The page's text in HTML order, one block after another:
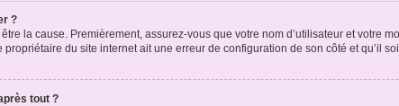
?
la cause. Premièrement, assurez-vous que votre nom d’utilisateur et
du site internet ait une erreur de configuration de son côté et qu’il
tout ?